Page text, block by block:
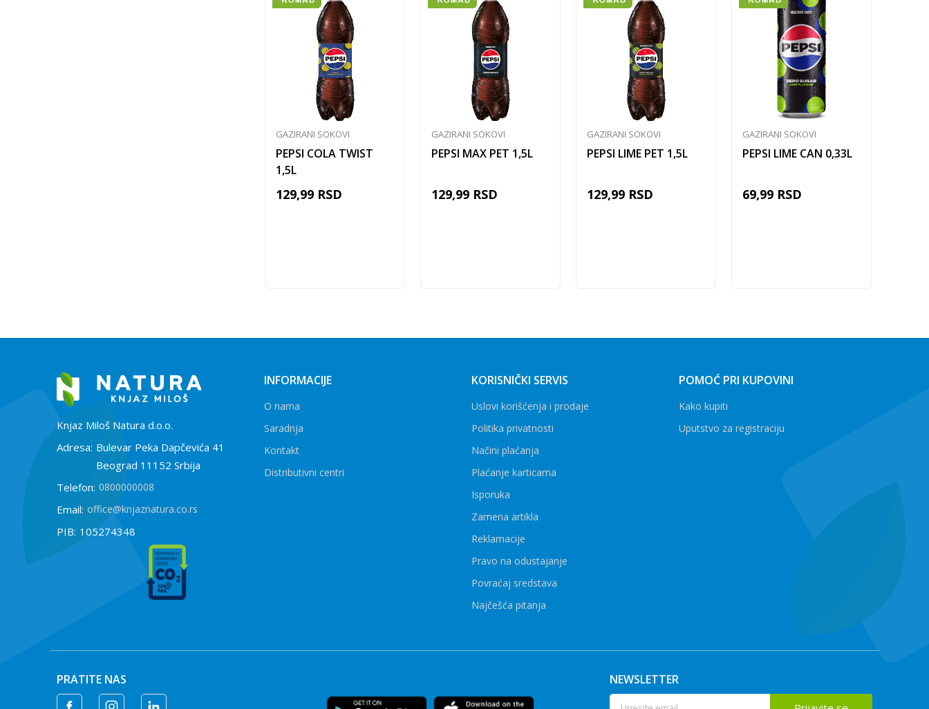
GAZIRANI SOKOVI
PEPSI COLA TWIST
1,5L
129,99 RSD
GAZIRANI SOKOVI
PEPSI MAX PET 1,5L
129,99 RSD
GAZIRANI SOKOVI
PEPSI LIME PET 1,5L
129,99 RSD
GAZIRANI SOKOVI
PEPSI LIME CAN 0,33L
69,99 RSD
Knjaz Miloš Natura d.o.o.
Adresa: Bulevar Peka Dapčevića 41
Beograd 11152 Srbija
Telefon: 0800000008
Email: office@knjaznatura.co.rs
PIB: 105274348
INFORMACIJE
O nama
Saradnja
Kontakt
Distributivni centri
KORISNIČKI SERVIS
Uslovi korišćenja i prodaje
Politika privatnosti
Načini plaćanja
Plaćanje karticama
Isporuka
Zamena artikla
Reklamacije
Pravo na odustajanje
Povraćaj sredstava
Najčešća pitanja
POMOĆ PRI KUPOVINI
Kako kupiti
Uputstvo za registraciju
PRATITE NAS NEWSLETTER